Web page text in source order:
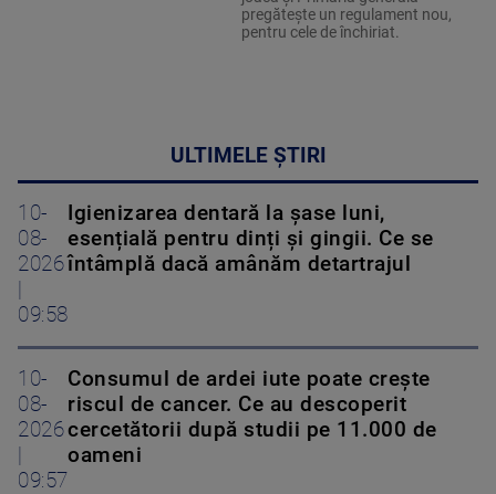
pregătește un regulament nou,
pentru cele de închiriat.
ULTIMELE ȘTIRI
10-
08-
2026
|
09:58
Igienizarea dentară la șase luni,
esențială pentru dinți și gingii. Ce se
întâmplă dacă amânăm detartrajul
10-
08-
2026
|
09:57
Consumul de ardei iute poate crește
riscul de cancer. Ce au descoperit
cercetătorii după studii pe 11.000 de
oameni